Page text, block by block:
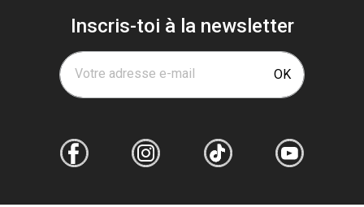
Inscris-toi à la newsletter
Votre adresse e-mail OK